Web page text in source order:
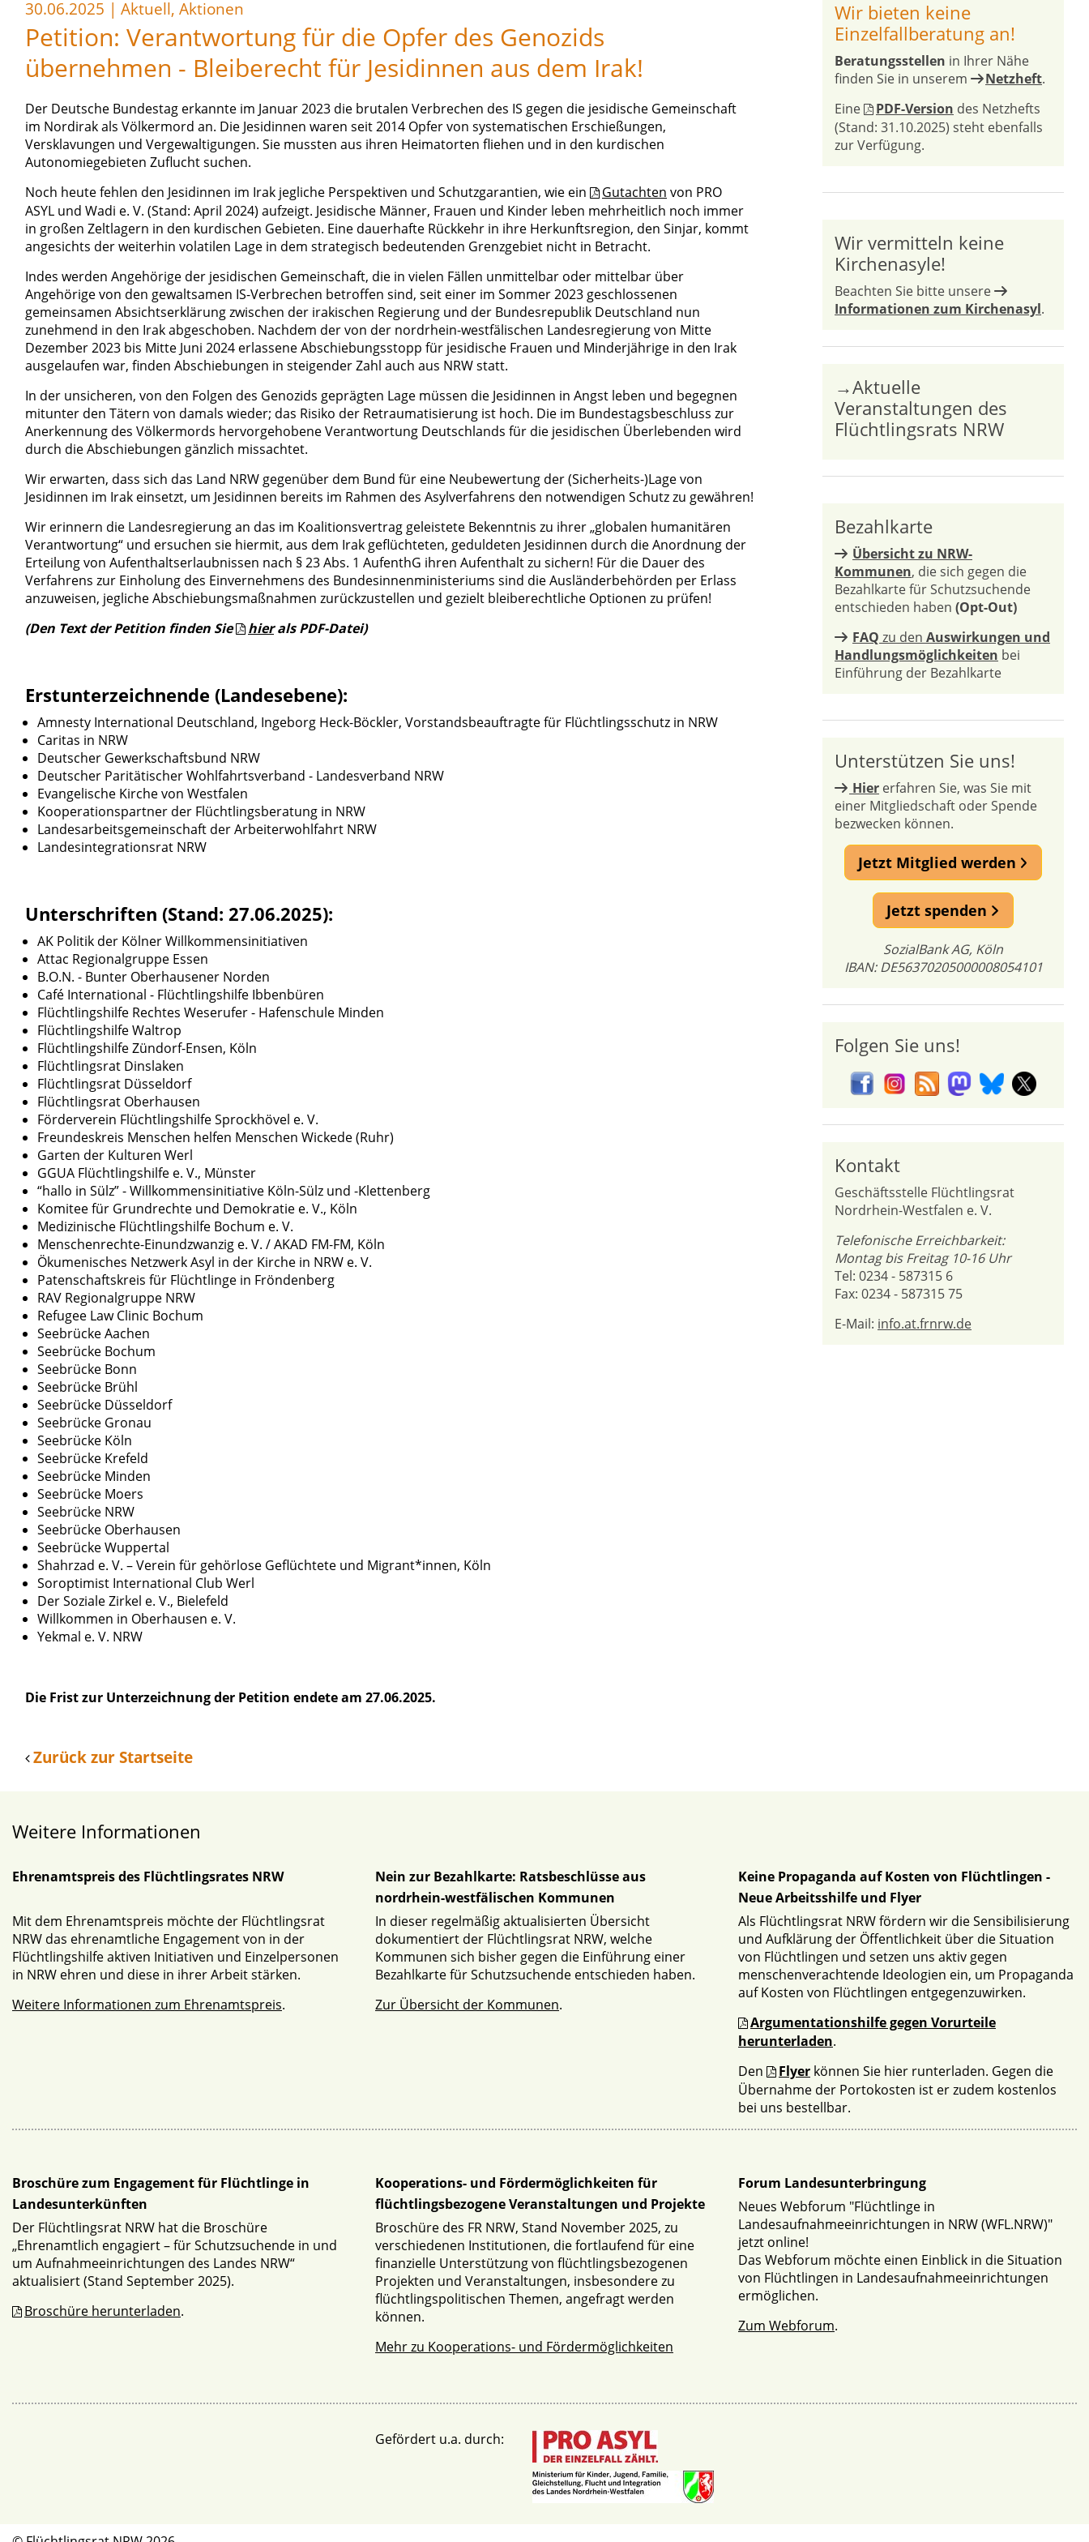
30.06.2025 | Aktuell, Aktionen
Petition: Verantwortung für die Opfer des Genozids
übernehmen - Bleiberecht für Jesidinnen aus dem Irak!
Der Deutsche Bundestag erkannte im Januar 2023 die brutalen Verbrechen des IS gegen die jesidische Gemeinschaft
im Nordirak als Völkermord an. Die Jesidinnen waren seit 2014 Opfer von systematischen Erschießungen,
Versklavungen und Vergewaltigungen. Sie mussten aus ihren Heimatorten fliehen und in den kurdischen
Autonomiegebieten Zuflucht suchen.
Noch heute fehlen den Jesidinnen im Irak jegliche Perspektiven und Schutzgarantien, wie ein
Gutachten von PRO
ASYL und Wadi e. V. (Stand: April 2024) aufzeigt. Jesidische Männer, Frauen und Kinder leben mehrheitlich noch immer
in großen Zeltlagern in den kurdischen Gebieten. Eine dauerhafte Rückkehr in ihre Herkunftsregion, den Sinjar, kommt
angesichts der weiterhin volatilen Lage in dem strategisch bedeutenden Grenzgebiet nicht in Betracht.
Indes werden Angehörige der jesidischen Gemeinschaft, die in vielen Fällen unmittelbar oder mittelbar über
Angehörige von den gewaltsamen IS-Verbrechen betroffen sind, seit einer im Sommer 2023 geschlossenen
gemeinsamen Absichtserklärung zwischen der irakischen Regierung und der Bundesrepublik Deutschland nun
zunehmend in den Irak abgeschoben. Nachdem der von der nordrhein-westfälischen Landesregierung von Mitte
Dezember 2023 bis Mitte Juni 2024 erlassene Abschiebungsstopp für jesidische Frauen und Minderjährige in den Irak
ausgelaufen war, finden Abschiebungen in steigender Zahl auch aus NRW statt.
In der unsicheren, von den Folgen des Genozids geprägten Lage müssen die Jesidinnen in Angst leben und begegnen
mitunter den Tätern von damals wieder; das Risiko der Retraumatisierung ist hoch. Die im Bundestagsbeschluss zur
Anerkennung des Völkermords hervorgehobene Verantwortung Deutschlands für die jesidischen Überlebenden wird
durch die Abschiebungen gänzlich missachtet.
Wir erwarten, dass sich das Land NRW gegenüber dem Bund für eine Neubewertung der (Sicherheits-)Lage von
Jesidinnen im Irak einsetzt, um Jesidinnen bereits im Rahmen des Asylverfahrens den notwendigen Schutz zu gewähren!
Wir erinnern die Landesregierung an das im Koalitionsvertrag geleistete Bekenntnis zu ihrer „globalen humanitären
Verantwortung“ und ersuchen sie hiermit, aus dem Irak geflüchteten, geduldeten Jesidinnen durch die Anordnung der
Erteilung von Aufenthaltserlaubnissen nach § 23 Abs. 1 AufenthG ihren Aufenthalt zu sichern! Für die Dauer des
Verfahrens zur Einholung des Einvernehmens des Bundesinnenministeriums sind die Ausländerbehörden per Erlass
anzuweisen, jegliche Abschiebungsmaßnahmen zurückzustellen und gezielt bleiberechtliche Optionen zu prüfen!
(Den Text der Petition finden Sie
hierals PDF-Datei)
Erstunterzeichnende (Landesebene):
Amnesty International Deutschland, Ingeborg Heck-Böckler, Vorstandsbeauftragte für Flüchtlingsschutz in NRW
Caritas in NRW
Deutscher Gewerkschaftsbund NRW
Deutscher Paritätischer Wohlfahrtsverband - Landesverband NRW
Evangelische Kirche von Westfalen
Kooperationspartner der Flüchtlingsberatung in NRW
Landesarbeitsgemeinschaft der Arbeiterwohlfahrt NRW
Landesintegrationsrat NRW
Unterschriften (Stand: 27.06.2025):
AK Politik der Kölner Willkommensinitiativen
Attac Regionalgruppe Essen
B.O.N. - Bunter Oberhausener Norden
Café International - Flüchtlingshilfe Ibbenbüren
Flüchtlingshilfe Rechtes Weserufer - Hafenschule Minden
Flüchtlingshilfe Waltrop
Flüchtlingshilfe Zündorf-Ensen, Köln
Flüchtlingsrat Dinslaken
Flüchtlingsrat Düsseldorf
Flüchtlingsrat Oberhausen
Förderverein Flüchtlingshilfe Sprockhövel e. V.
Freundeskreis Menschen helfen Menschen Wickede (Ruhr)
Garten der Kulturen Werl
GGUA Flüchtlingshilfe e. V., Münster
“hallo in Sülz” - Willkommensinitiative Köln-Sülz und -Klettenberg
Komitee für Grundrechte und Demokratie e. V., Köln
Medizinische Flüchtlingshilfe Bochum e. V.
Menschenrechte-Einundzwanzig e. V. / AKAD FM-FM, Köln
Ökumenisches Netzwerk Asyl in der Kirche in NRW e. V.
Patenschaftskreis für Flüchtlinge in Fröndenberg
RAV Regionalgruppe NRW
Refugee Law Clinic Bochum
Seebrücke Aachen
Seebrücke Bochum
Seebrücke Bonn
Seebrücke Brühl
Seebrücke Düsseldorf
Seebrücke Gronau
Seebrücke Köln
Seebrücke Krefeld
Seebrücke Minden
Seebrücke Moers
Seebrücke NRW
Seebrücke Oberhausen
Seebrücke Wuppertal
Shahrzad e. V. – Verein für gehörlose Geflüchtete und Migrant*innen, Köln
Soroptimist International Club Werl
Der Soziale Zirkel e. V., Bielefeld
Willkommen in Oberhausen e. V.
Yekmal e. V. NRW
Die Frist zur Unterzeichnung der Petition endete am 27.06.2025.
Zurück zur Startseite
Wir bieten keine
Einzelfallberatung an!
Beratungsstellen in Ihrer Nähe
finden Sie in unserem
Netzheft.
Eine
PDF-Version des Netzhefts
(Stand: 31.10.2025) steht ebenfalls
zur Verfügung.
Wir vermitteln keine
Kirchenasyle!
Beachten Sie bitte unsere
Informationen zum Kirchenasyl.
→Aktuelle
Veranstaltungen des
Flüchtlingsrats NRW
Bezahlkarte
Übersicht zu NRW-
Kommunen, die sich gegen die
Bezahlkarte für Schutzsuchende
entschieden haben (Opt-Out)
FAQ zu den Auswirkungen und
Handlungsmöglichkeiten bei
Einführung der Bezahlkarte
Unterstützen Sie uns!
Hier erfahren Sie, was Sie mit
einer Mitgliedschaft oder Spende
bezwecken können.
Jetzt Mitglied werden
Jetzt spenden
SozialBank AG, Köln
IBAN: DE56370205000008054101
Folgen Sie uns!
Kontakt
Geschäftsstelle Flüchtlingsrat
Nordrhein-Westfalen e. V.
Telefonische Erreichbarkeit:
Montag bis Freitag 10-16 Uhr
Tel: 0234 - 587315 6
Fax: 0234 - 587315 75
E-Mail: info.at.frnrw.de
Weitere Informationen
Ehrenamtspreis des Flüchtlingsrates NRW
Mit dem Ehrenamtspreis möchte der Flüchtlingsrat
NRW das ehrenamtliche Engagement von in der
Flüchtlingshilfe aktiven Initiativen und Einzelpersonen
in NRW ehren und diese in ihrer Arbeit stärken.
Weitere Informationen zum Ehrenamtspreis.
Nein zur Bezahlkarte: Ratsbeschlüsse aus
nordrhein-westfälischen Kommunen
In dieser regelmäßig aktualisierten Übersicht
dokumentiert der Flüchtlingsrat NRW, welche
Kommunen sich bisher gegen die Einführung einer
Bezahlkarte für Schutzsuchende entschieden haben.
Zur Übersicht der Kommunen.
Keine Propaganda auf Kosten von Flüchtlingen -
Neue Arbeitsshilfe und Flyer
Als Flüchtlingsrat NRW fördern wir die Sensibilisierung
und Aufklärung der Öffentlichkeit über die Situation
von Flüchtlingen und setzen uns aktiv gegen
menschenverachtende Ideologien ein, um Propaganda
auf Kosten von Flüchtlingen entgegenzuwirken.
Argumentationshilfe gegen Vorurteile
herunterladen.
Den
Flyer können Sie hier runterladen. Gegen die
Übernahme der Portokosten ist er zudem kostenlos
bei uns bestellbar.
Broschüre zum Engagement für Flüchtlinge in
Landesunterkünften
Der Flüchtlingsrat NRW hat die Broschüre
„Ehrenamtlich engagiert – für Schutzsuchende in und
um Aufnahmeeinrichtungen des Landes NRW“
aktualisiert (Stand September 2025).
Broschüre herunterladen.
Kooperations- und Fördermöglichkeiten für
flüchtlingsbezogene Veranstaltungen und Projekte
Broschüre des FR NRW, Stand November 2025, zu
verschiedenen Institutionen, die fortlaufend für eine
finanzielle Unterstützung von flüchtlingsbezogenen
Projekten und Veranstaltungen, insbesondere zu
flüchtlingspolitischen Themen, angefragt werden
können.
Mehr zu Kooperations- und Fördermöglichkeiten
Forum Landesunterbringung
Neues Webforum "Flüchtlinge in
Landesaufnahmeeinrichtungen in NRW (WFL.NRW)"
jetzt online!
Das Webforum möchte einen Einblick in die Situation
von Flüchtlingen in Landesaufnahmeeinrichtungen
ermöglichen.
Zum Webforum.
Gefördert u.a. durch: